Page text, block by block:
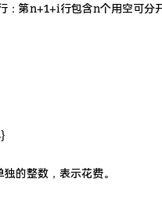
：第n+1+i行包含n个用空可分
的整数，表示花费。